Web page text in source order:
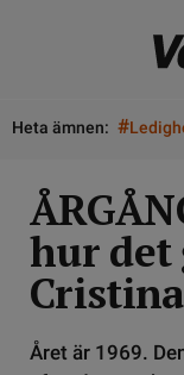
Heta ämnen: #
hur
Året är 1969.